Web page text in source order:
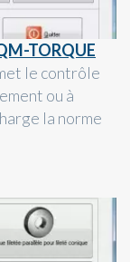
TORQUE
le contrôle
ou à
la norme